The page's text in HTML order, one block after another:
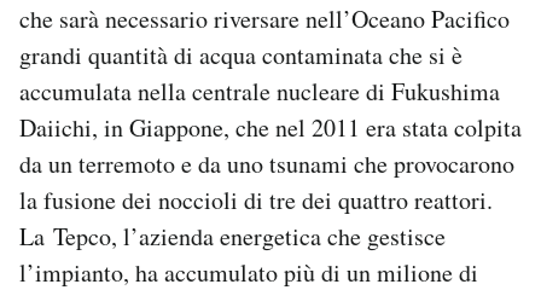
AREA PERSONALE
Area Personale
Newsletter
Notifiche mobile
Regala il Post
Hai bisogno di aiuto?
Esci
che sarà necessario riversare nell’Oceano Pacifico
grandi quantità di acqua contaminata che si è
accumulata nella centrale nucleare di Fukushima
Daiichi, in Giappone, che nel 2011 era stata colpita
da un terremoto e da uno tsunami che provocarono
la fusione dei noccioli di tre dei quattro reattori.
La Tepco, l’azienda energetica che gestisce
l’impianto, ha accumulato più di un milione di